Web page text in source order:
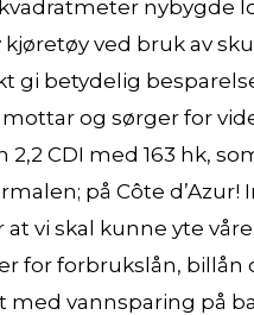
ved bruk av
gi betydelig
og sørger for
CDI med 163 hk,
på Côte
vi skal kunne yte
for forbrukslån,
vannsparing på